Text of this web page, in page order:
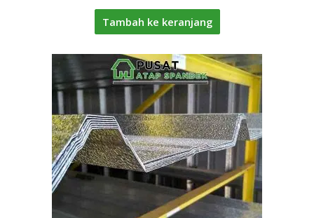
Tambah ke keranjang